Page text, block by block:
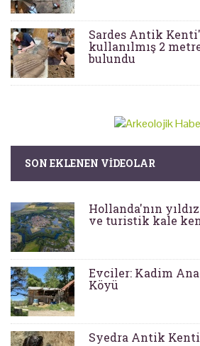
Sardes Antik
kullanılmış 2
bulundu
SON EKLENEN VIDEOLAR
Hollanda'nın
ve turistik kale
Evciler: Kadim
Köyü
Syedra Antik Kenti